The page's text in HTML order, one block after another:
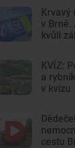
Krvavý
v
kvůli
KVÍZ:
a
v kvízu
cestu